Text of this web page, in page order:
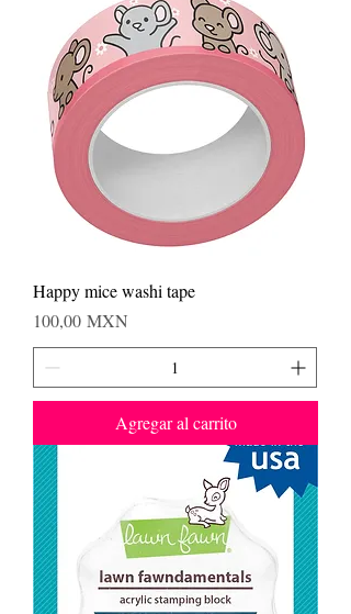
Happy mice washi tape
Precio
100,00 MXN
Agregar al carrito